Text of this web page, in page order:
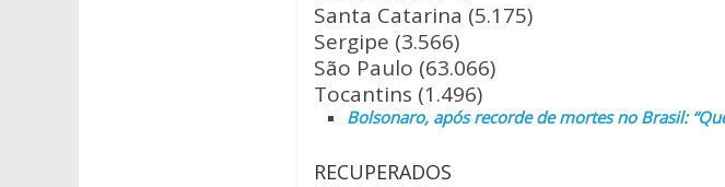
Santa Catarina (5.175)
Sergipe (3.566)
São Paulo (63.066)
Tocantins (1.496)
Bolsonaro, após recorde de mortes no Brasil:
RECUPERADOS